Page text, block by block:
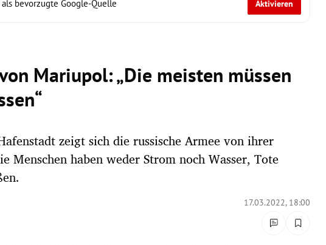
als bevorzugte Google-Quelle Aktivieren
Mariupol: „Die meisten müssen
zeigt sich die russische Armee von ihrer
Menschen haben weder Strom noch Wasser, Tote
17.03.2022, 18:00